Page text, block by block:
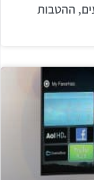
ההטבות